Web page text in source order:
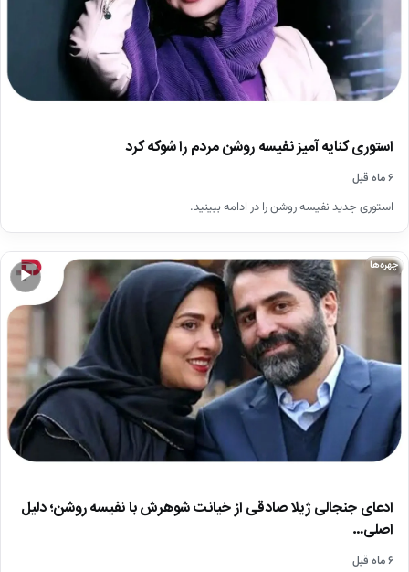
استوری کنایه آمیز نفیسه روشن مردم را شوکه کرد
۶ ماه قبل
استوری جدید نفیسه روشن را در ادامه ببینید.
▶
چهره‌ها
ادعای جنجالی ژیلا صادقی از خیانت شوهرش با نفیسه روشن؛ دلیل
اصلی…
۶ ماه قبل